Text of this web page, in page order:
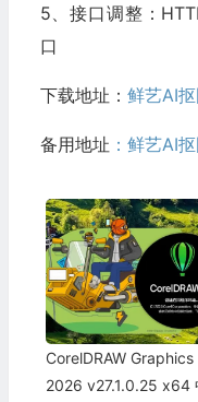
5、接口调整：
口
下载地址： 鲜艺AI
备用地址 ：鲜艺AI
CorelDRAW
2026 v27.1.0.25 x64